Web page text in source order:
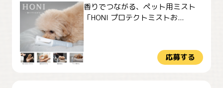
香りでつながる、ペット用ミスト
「HONI プロテクトミストお...
応募する